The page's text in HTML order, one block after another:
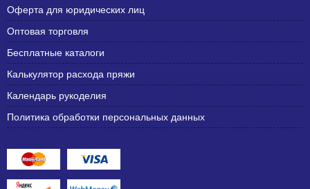
Оферта для юридических лиц
Оптовая торговля
Бесплатные каталоги
Калькулятор расхода пряжи
Календарь рукоделия
Политика обработки персональных данных